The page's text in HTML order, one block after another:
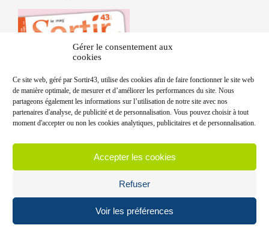
Gérer le consentement aux
cookies
Ce site web, géré par Sortir43, utilise des cookies afin de faire fonctionner le site web
de manière optimale, de mesurer et d’améliorer les performances du site. Nous
partageons également les informations sur l’utilisation de notre site avec nos
partenaires d'analyse, de publicité et de personnalisation. Vous pouvez choisir à tout
moment d'accepter ou non les cookies analytiques, publicitaires et de personnalisation.
Accepter les cookies
Refuser
Voir les préférences